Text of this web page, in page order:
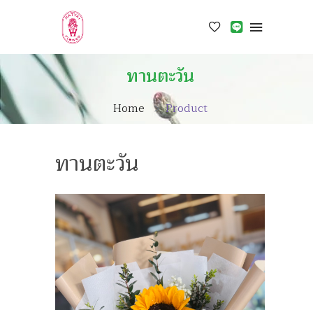
ทานตะวัน
Home Product
ทานตะวัน